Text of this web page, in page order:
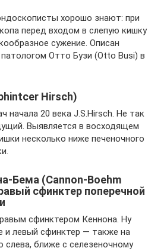
хорошо знают: при
перед входом в слепую кишку
сужение. Описан
Отто Бузи (Otto Busi) в
Hirsch)
начала 20 века J.S.Hirsch. Не так
Выявляется в восходящем
несколько ниже печеночного
Бема (Cannon-Boehm
сфинктер поперечной
сфинктером Кеннона. Ну
и левый сфинктер — также на
слева, ближе с селезеночному